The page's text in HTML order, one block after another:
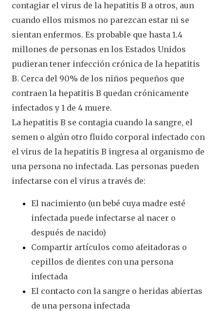
contagiar el virus de la hepatitis B a otros, aun
cuando ellos mismos no parezcan estar ni se
sientan enfermos. Es probable que hasta 1.4
millones de personas en los Estados Unidos
pudieran tener infección crónica de la hepatitis
B. Cerca del 90% de los niños pequeños que
contraen la hepatitis B quedan crónicamente
infectados y 1 de 4 muere.
La hepatitis B se contagia cuando la sangre, el
semen o algún otro fluido corporal infectado con
el virus de la hepatitis B ingresa al organismo de
una persona no infectada. Las personas pueden
infectarse con el virus a través de:
El nacimiento (un bebé cuya madre esté
infectada puede infectarse al nacer o
después de nacido)
Compartir artículos como afeitadoras o
cepillos de dientes con una persona
infectada
El contacto con la sangre o heridas abiertas
de una persona infectada